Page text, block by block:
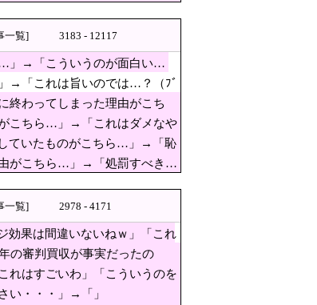
タバコを吸いながら説
るとネットで話題に → ｗｗｗ
の核は綺麗な核！」
産守る」！
→「こういうのが面白
』
る理由」
一覧] 3183 - 12117
…」→「こういうのが面白い…
→「これは旨いのでは…？（ﾌﾞ
終わってしまった理由がこち
こちら…」→「これはダメなや
ていたものがこちら…」→「恥
由がこちら…」→「処罰すべき…
一覧] 2978 - 4171
効果は間違いないねｗ」「これ
の審判買収が事実だったの
サッカー協会解散しよう」
れはすごいわ」「こういうのを
である」
い・・・」→「」